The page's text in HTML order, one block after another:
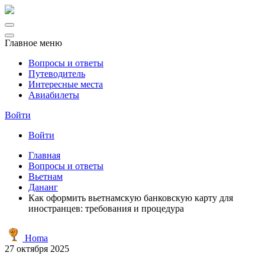
Главное меню
Вопросы и ответы
Путеводитель
Интересные места
Авиабилеты
Войти
Войти
Главная
Вопросы и ответы
Вьетнам
Дананг
Как оформить вьетнамскую банковскую карту для
иностранцев: требования и процедура
Homa
27 октября 2025